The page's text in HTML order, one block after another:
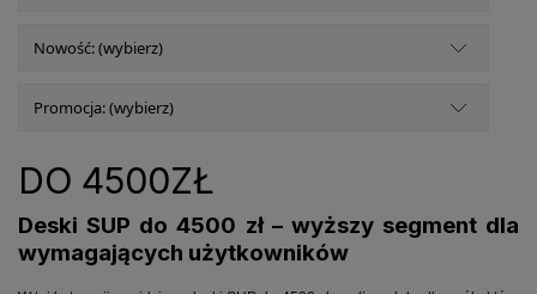
Nowość: (wybierz)
Promocja: (wybierz)
DO 4500ZŁ
Deski SUP do 4500 zł – wyższy segment dla
wymagających użytkowników